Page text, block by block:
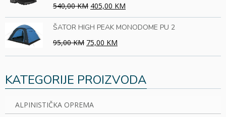
540,00 KM 405,00 KM
ŠATOR HIGH PEAK MONODOME PU 2
95,00 KM 75,00 KM
KATEGORIJE PROIZVODA
ALPINISTIČKA OPREMA